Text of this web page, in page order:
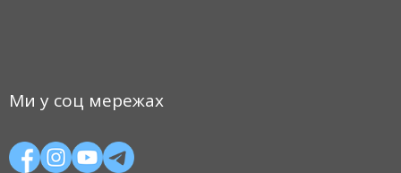
Ми у соц мережах